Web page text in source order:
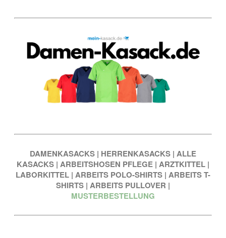
DAMENKASACKS | HERRENKASACKS | ALLE
KASACKS | ARBEITSHOSEN PFLEGE | ARZTKITTEL |
LABORKITTEL | ARBEITS POLO-SHIRTS | ARBEITS T-
SHIRTS | ARBEITS PULLOVER |
MUSTERBESTELLUNG